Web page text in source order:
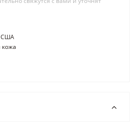
США
кожа